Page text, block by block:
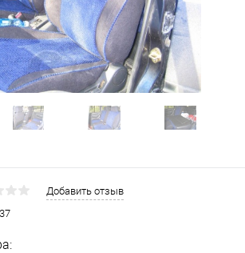
Добавить отзыв